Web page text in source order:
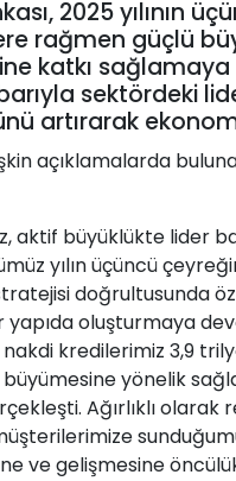
2025 yılının
rağmen güçlü
katkı sağlamaya
sektördeki
artırarak
açıklamalarda
aktif büyüklükte lider
yılın üçüncü
doğrultusunda
yapıda oluşturmaya
kredilerimiz 3,9
yönelik
Ağırlıklı
ve gelişmesine